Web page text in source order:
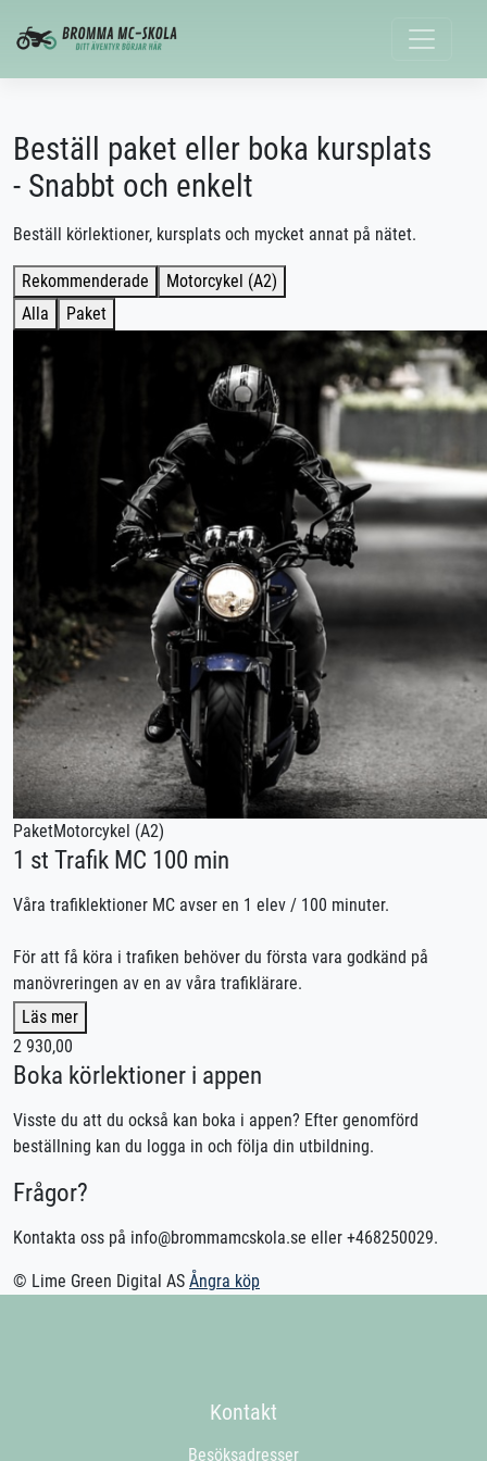
Beställ paket eller boka kursplats
- Snabbt och enkelt
Beställ körlektioner, kursplats och mycket annat på nätet.
Rekommenderade
Motorcykel (A2)
Alla
Paket
PaketMotorcykel (A2)
1 st Trafik MC 100 min
Våra trafiklektioner MC avser en 1 elev / 100 minuter.
För att få köra i trafiken behöver du första vara godkänd på
manövreringen av en av våra trafiklärare.
Detta för att säkerställa att du kan hantera motorcykeln på ett
säkert & korrekt sätt i trafiken.
Körkortstillstånd är krav för att få medverka på lektionen.
Lån av kläder ingår
Lån av skydd ingår
Kontakta oss för bokning eller logga in på appen TABS Elev
alternativt stctabs.se.
Vid önskemål om betalning via faktura, vänligen kontakta
Läs mer
2 930,00
Boka körlektioner i appen
Visste du att du också kan boka i appen? Efter genomförd
beställning kan du logga in och följa din utbildning.
Frågor?
Kontakta oss på info@brommamcskola.se eller +468250029.
© Lime Green Digital AS Ångra köp
Kontakt
Besöksadresser